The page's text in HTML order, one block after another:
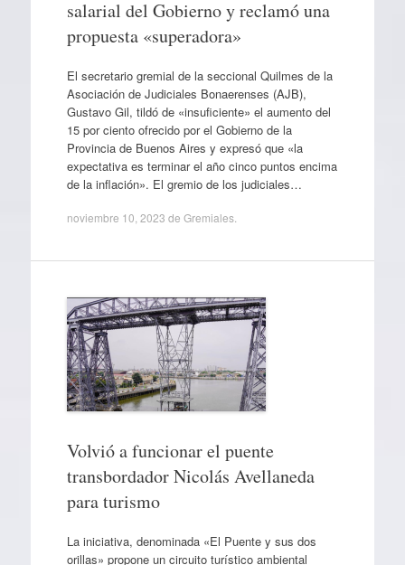
salarial del Gobierno y reclamó una
propuesta «superadora»
El secretario gremial de la seccional Quilmes de la
Asociación de Judiciales Bonaerenses (AJB),
Gustavo Gil, tildó de «insuficiente» el aumento del
15 por ciento ofrecido por el Gobierno de la
Provincia de Buenos Aires y expresó que «la
expectativa es terminar el año cinco puntos encima
de la inflación». El gremio de los judiciales…
noviembre 10, 2023 de Gremiales.
Volvió a funcionar el puente
transbordador Nicolás Avellaneda
para turismo
La iniciativa, denominada «El Puente y sus dos
orillas» propone un circuito turístico ambiental